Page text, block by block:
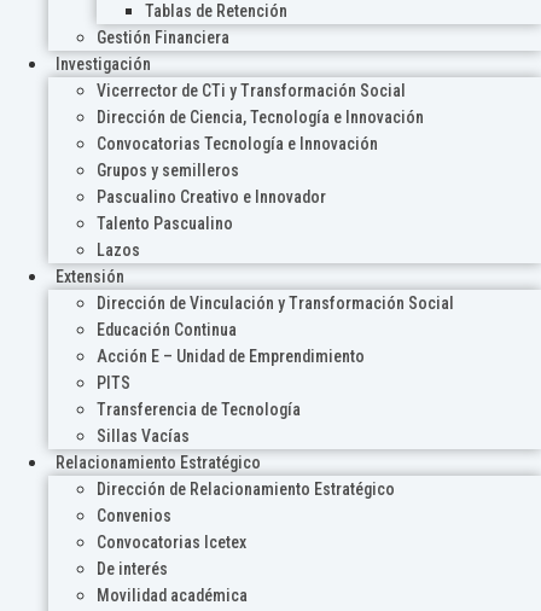
Tablas de Retención
Gestión Financiera
Investigación
Vicerrector de CTi y Transformación Social
Dirección de Ciencia, Tecnología e Innovación
Convocatorias Tecnología e Innovación
Grupos y semilleros
Pascualino Creativo e Innovador
Talento Pascualino
Lazos
Extensión
Dirección de Vinculación y Transformación Social
Educación Continua
Acción E – Unidad de Emprendimiento
PITS
Transferencia de Tecnología
Sillas Vacías
Relacionamiento Estratégico
Dirección de Relacionamiento Estratégico
Convenios
Convocatorias Icetex
De interés
Movilidad académica